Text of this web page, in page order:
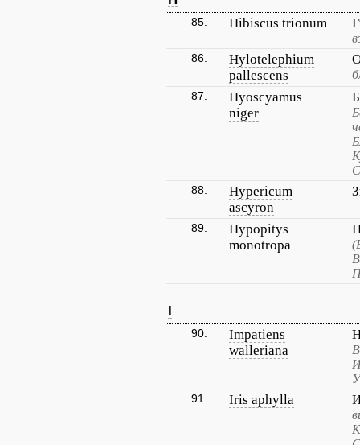
85. Hibiscus trionum
86.
Hylotelephium
pallescens
87.
Hyoscyamus
niger
88.
Hypericum
ascyron
89.
Hypopitys
monotropa
I
90.
Impatiens
walleriana
91. Iris aphylla